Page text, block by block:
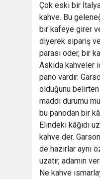
Çok eski bir
kahve. Bu
bir kafeye girer ve
diyerek sipariş
parası öder, bir
Askıda kahveler
pano vardır.
olduğunu
maddi durumu
bu panodan bir
Elindeki kâğıdı
kahve der.
de hazırlar aynı
uzatır, adamın
Ne kahve